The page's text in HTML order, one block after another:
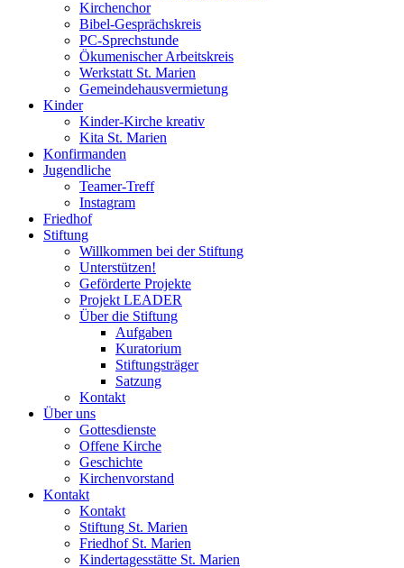
Kirchenchor
Bibel-Gesprächskreis
PC-Sprechstunde
Ökumenischer Arbeitskreis
Werkstatt St. Marien
Gemeindehausvermietung
Kinder
Kinder-Kirche kreativ
Kita St. Marien
Konfirmanden
Jugendliche
Teamer-Treff
Instagram
Friedhof
Stiftung
Willkommen bei der Stiftung
Unterstützen!
Geförderte Projekte
Projekt LEADER
Über die Stiftung
Aufgaben
Kuratorium
Stiftungsträger
Satzung
Kontakt
Über uns
Gottesdienste
Offene Kirche
Geschichte
Kirchenvorstand
Kontakt
Kontakt
Stiftung St. Marien
Friedhof St. Marien
Kindertagesstätte St. Marien